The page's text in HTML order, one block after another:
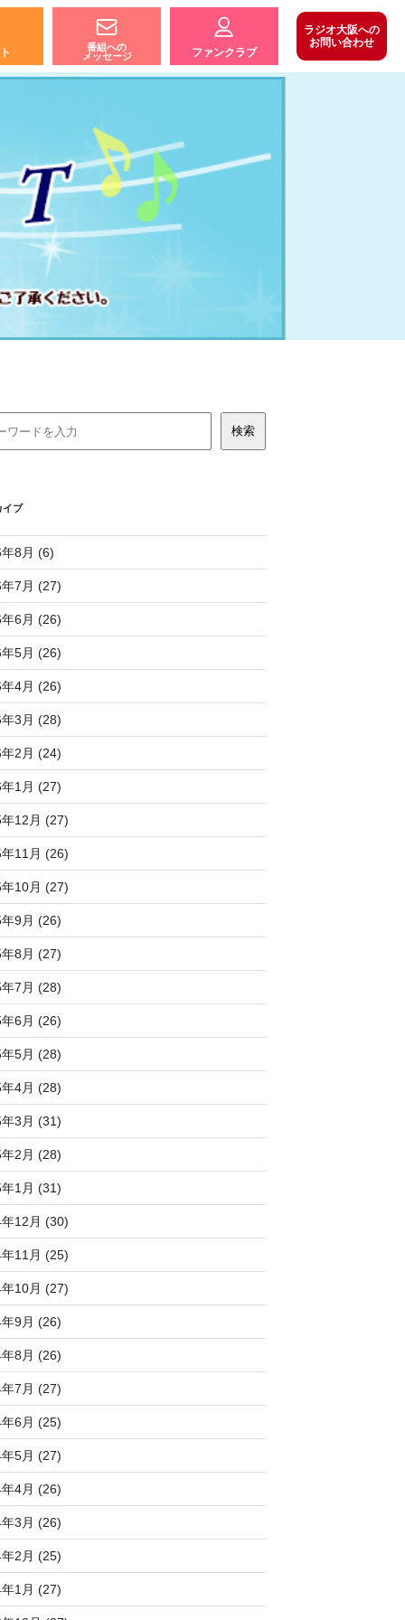
番組への
メッセージ
ファンクラブ
ラジオ大阪への
お問い合わせ
イブ
8月 (6)
7月 (27)
6月 (26)
5月 (26)
4月 (26)
3月 (28)
2月 (24)
1月 (27)
12月 (27)
11月 (26)
10月 (27)
9月 (26)
8月 (27)
7月 (28)
6月 (26)
5月 (28)
4月 (28)
3月 (31)
2月 (28)
1月 (31)
12月 (30)
11月 (25)
10月 (27)
9月 (26)
8月 (26)
7月 (27)
6月 (25)
5月 (27)
4月 (26)
3月 (26)
2月 (25)
1月 (27)